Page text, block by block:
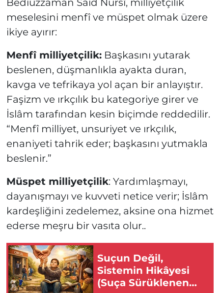
Bediüzzaman Said Nursî, milliyetçilik
meselesini menfî ve müspet olmak üzere
ikiye ayırır:
Menfî milliyetçilik:Başkasını yutarak
beslenen, düşmanlıkla ayakta duran,
kavga ve tefrikaya yol açan bir anlayıştır.
Faşizm ve ırkçılık bu kategoriye girer ve
İslâm tarafından kesin biçimde reddedilir.
“Menfî milliyet, unsuriyet ve ırkçılık,
enaniyeti tahrik eder; başkasını yutmakla
beslenir.”
Müspet milliyetçilik: Yardımlaşmayı,
dayanışmayı ve kuvveti netice verir; İslâm
kardeşliğini zedelemez, aksine ona hizmet
ederse meşru bir vasıta olur..
Suçun Değil,
Sistemin Hikâyesi
(Suça Sürüklenen